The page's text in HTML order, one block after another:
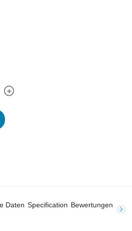
Daten Specification Bewertungen